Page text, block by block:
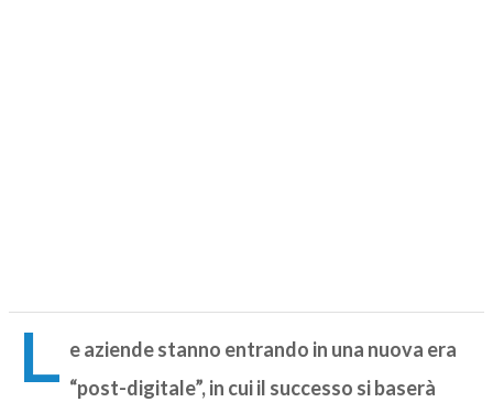
L e aziende stanno entrando in una nuova era
“post-digitale”, in cui il successo si baserà